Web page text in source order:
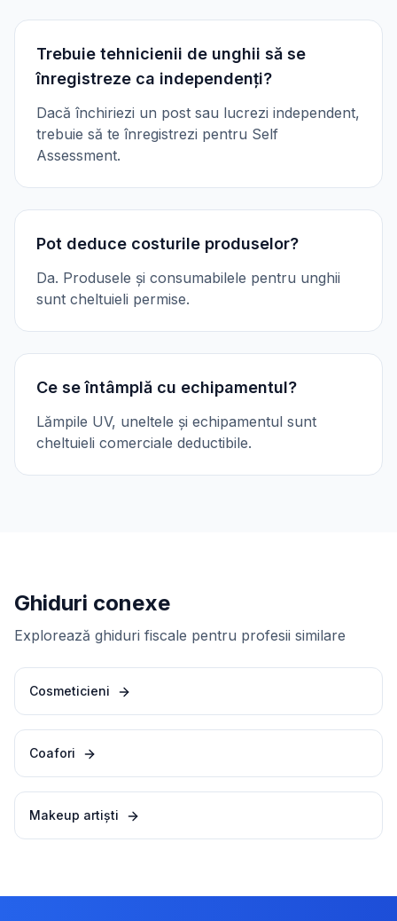
Trebuie tehnicienii de unghii să se
înregistreze ca independenți?
Dacă închiriezi un post sau lucrezi independent,
trebuie să te înregistrezi pentru Self
Assessment.
Pot deduce costurile produselor?
Da. Produsele și consumabilele pentru unghii
sunt cheltuieli permise.
Ce se întâmplă cu echipamentul?
Lămpile UV, uneltele și echipamentul sunt
cheltuieli comerciale deductibile.
Ghiduri conexe
Explorează ghiduri fiscale pentru profesii similare
Cosmeticieni
Coafori
Makeup artiști